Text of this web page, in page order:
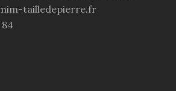
tailledepierre.fr
84